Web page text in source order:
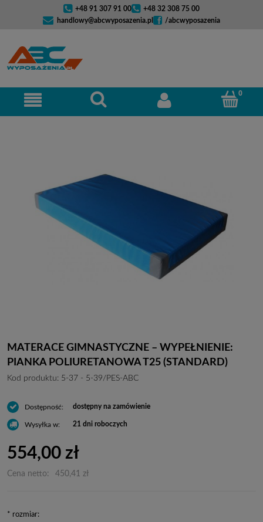
+48 91 307 91 00
+48 32 308 75 00
handlowy@abcwyposazenia.pl
/abcwyposazenia
MATERACE GIMNASTYCZNE – WYPEŁNIENIE:
PIANKA POLIURETANOWA T25 (STANDARD)
Kod produktu: 5-37 - 5-39/PES-ABC
Dostępność: dostępny na zamówienie
Wysyłka w: 21 dni roboczych
554,00 zł
Cena netto: 450,41 zł
* rozmiar: